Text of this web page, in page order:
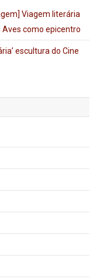
Viagem literária
Aves como epicentro
escultura do Cine